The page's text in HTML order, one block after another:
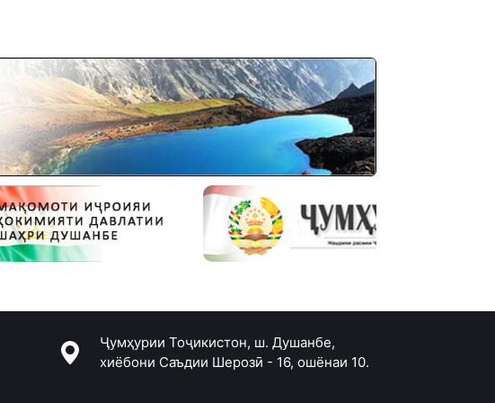
Ҷумҳурии Тоҷикистон, ш. Душанбе,
хиёбони Саъдии Шерозӣ - 16, ошёнаи 10.